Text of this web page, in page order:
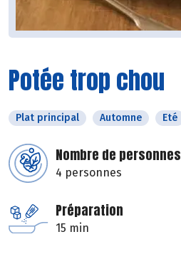
Potée trop chou
Plat principal Automne Eté
Nombre de personnes
4 personnes
Préparation
15 min